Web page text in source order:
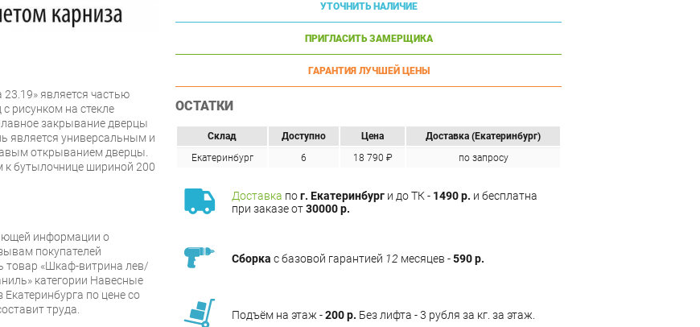
УТОЧНИТЬ НАЛИЧИЕ
ПРИГЛАСИТЬ ЗАМЕРЩИКА
ГАРАНТИЯ ЛУЧШЕЙ ЦЕНЫ
ОСТАТКИ
Склад Доступно Цена
Доставка (Екатеринбург)
Екатеринбург
6 18 790 ₽ по запросу
Доставка пог. Екатеринбург и до ТК - 1490 р. и бесплатна
при заказе от30000 р.
Сборка с базовой гарантией 12 месяцев -590 р.
Подъём на этаж -200 р. Без лифта - 3 рубля за кг. за этаж.
является частью
рисунком на стекле
закрывание дверцы
является универсальным и
открыванием дверцы.
бутылочнице шириной 200
информации о
покупателей
товар «Шкаф-витрина лев/
категории Навесные
по цене со
труда.